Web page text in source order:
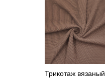
фуксии
Трикотаж вязаный